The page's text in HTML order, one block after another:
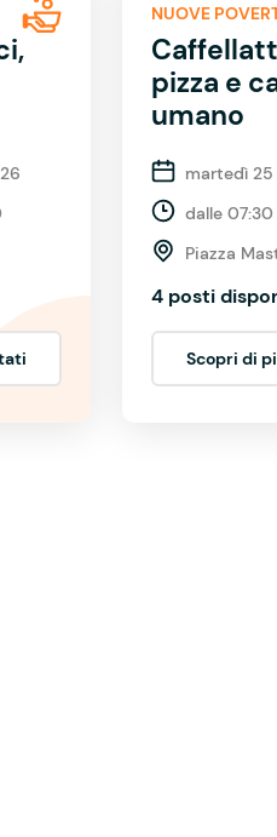
NUOVE
pizza e
umano
martedì
dalle
Piazza
4 posti
Scopri di